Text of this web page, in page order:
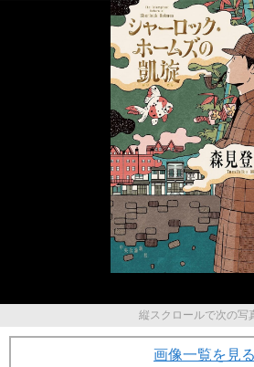
縦スクロールで次の写
画像一覧を見る